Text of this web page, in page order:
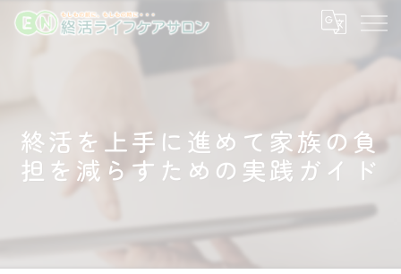
終活を上手に進めて家族の負
担を減らすための実践ガイド